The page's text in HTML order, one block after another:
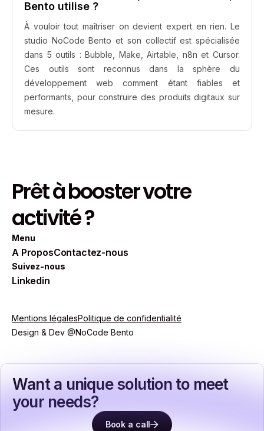
Bento utilise ?
À vouloir tout maîtriser on devient expert en rien. Le
studio NoCode Bento et son collectif est spécialisée
dans 5 outils : Bubble, Make, Airtable, n8n et Cursor.
Ces outils sont reconnus dans la sphère du
développement web comment étant fiables et
performants, pour construire des produits digitaux sur
mesure.
Prêt à booster votre
activité ?
Menu
A ProposContactez-nous
Suivez-nous
Linkedin
Mentions légales
Design & Dev @NoCode Bento
Politique de confidentialité
Want a unique solution to meet
your needs?
Book a call